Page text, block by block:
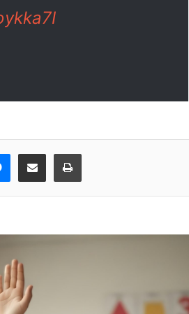
Messenger
Share via EmailPrint